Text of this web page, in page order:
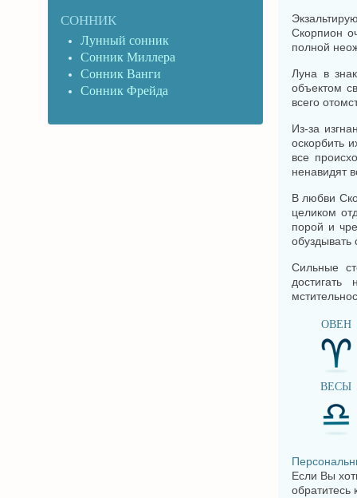
Скорпион
полной
Луна в
объектом
всего
Из-за
оскорбить
все
ненавидят
В любви
целиком
порой и
обуздывать
Сильные
достигать
ОВЕН
ВЕСЫ
Если Вы
обратитесь
СОННИК
Лунный сонник
Сонник Миллера
Сонник Ванги
Сонник Фрейда